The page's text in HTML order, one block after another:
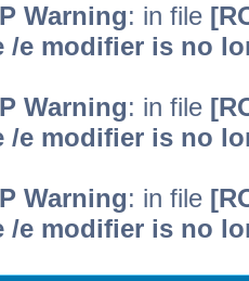
Warning: in file
/e modifier is no
Warning: in file
/e modifier is no
Warning: in file
/e modifier is no